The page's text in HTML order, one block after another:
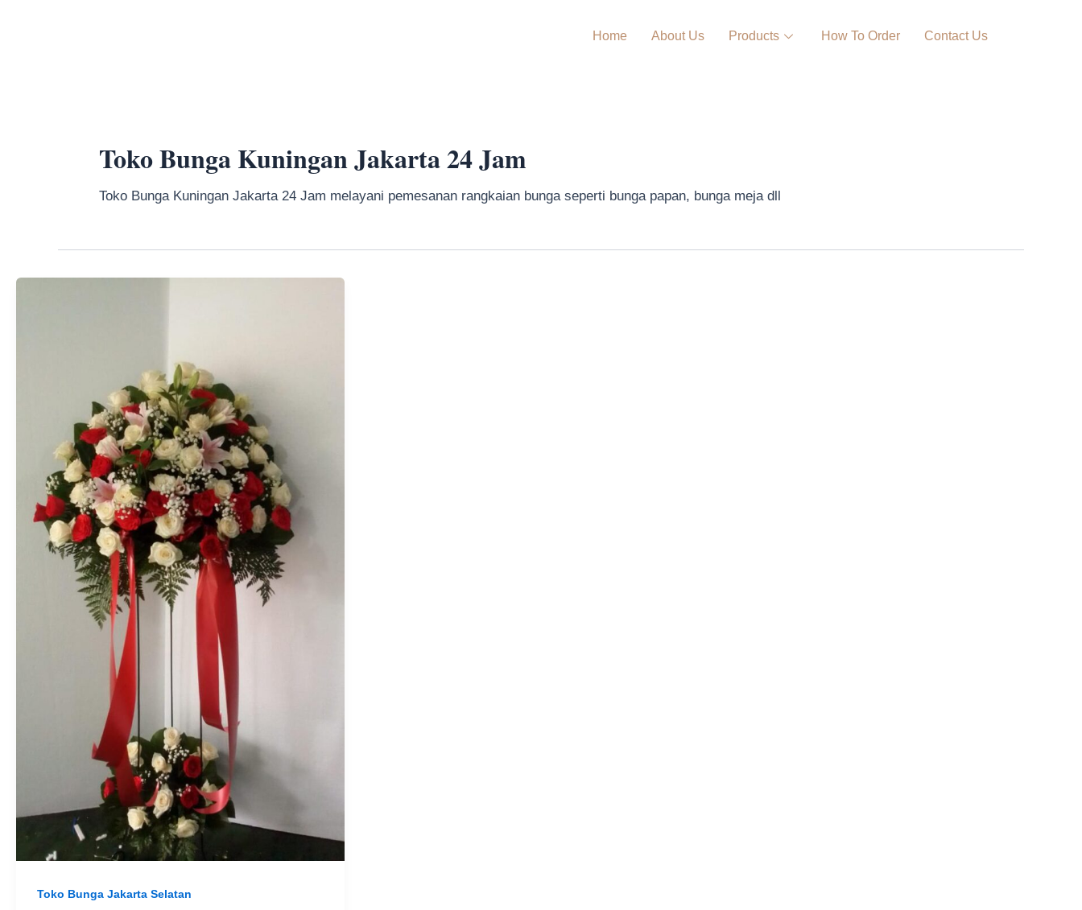
Home About Us Products How To Order Contact Us
Toko Bunga Kuningan Jakarta 24 Jam
Toko Bunga Kuningan Jakarta 24 Jam melayani pemesanan rangkaian bunga seperti bunga papan, bunga meja dll
Toko Bunga Jakarta Selatan